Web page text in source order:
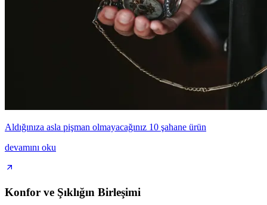
Aldığınıza asla pişman olmayacağınız 10 şahane ürün
devamını oku
Konfor ve Şıklığın Birleşimi